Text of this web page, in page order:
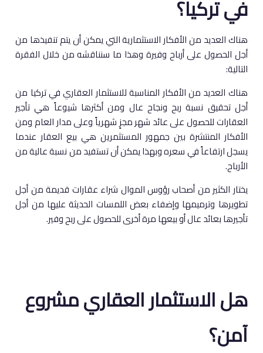
في تركيا؟
هناك العديد من الأفكار الاستثمارية التي يمكن أن يتم تنفيذها من
أجل الحصول على أرباح وفيرة وهذا ما سنناقشه من خلال الفقرة
التالية:
هناك العديد من الأفكار المناسبة للاستثمار العقاري في تركيا من
أجل تحقيق نسبة ربح ونجاح عال ومن أكثرها شيوعاً هي تأجير
العقارات للحصول على عائد شهر مجزٍ شهرياً وعلى مدار العام ومن
الأفكار المنتشرة بين جمهور المستثمرين هي بيع العقار عندما
يسجل ارتفاعاً في سعره وبهذا يمكن أن تستفيد من نسبة عالية من
الأرباح.
يختار الكثير من أصحاب رؤوس الموال شراء عقارات قديمة من أجل
تطويرها وترميمها وإضفاء بعض اللمسات الحديثة عليها من أجل
تأجيرها بعائد عال أو بيعها مرة أخرى للحصول على ربح وفير.
هل الاستثمار العقاري مشروع
آمن؟